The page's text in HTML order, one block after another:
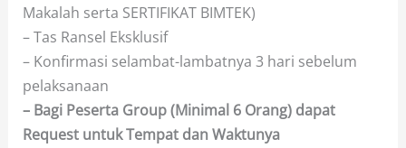
Makalah serta SERTIFIKAT BIMTEK)
– Tas Ransel Eksklusif
– Konfirmasi selambat-lambatnya 3 hari sebelum
pelaksanaan
– Bagi Peserta Group (Minimal 6 Orang) dapat
Request untuk Tempat dan Waktunya